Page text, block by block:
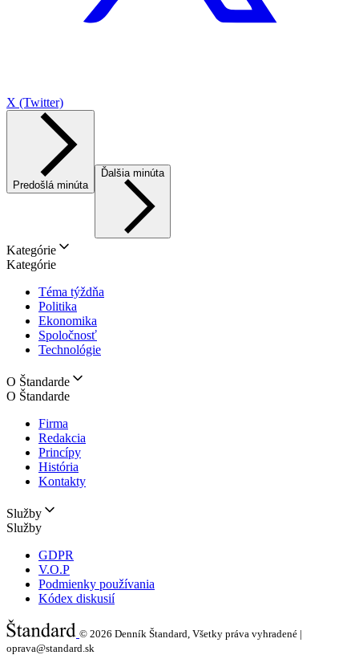
X (Twitter)
Predošlá minúta
Ďalšia minúta
Kategórie
Kategórie
Téma týždňa
Politika
Ekonomika
Spoločnosť
Technológie
O Štandarde
O Štandarde
Firma
Redakcia
Princípy
História
Kontakty
Služby
Služby
GDPR
V.O.P
Podmienky používania
Kódex diskusií
© 2026 Denník Štandard, Všetky práva vyhradené |
oprava@standard.sk